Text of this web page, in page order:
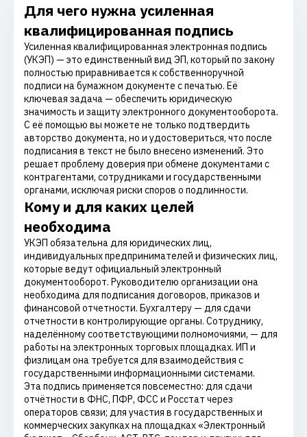
Для чего нужна усиленная
квалифицированная подпись
Усиленная квалифицированная электронная подпись
(УКЭП) — это единственный вид ЭП, который по закону
полностью приравнивается к собственноручной
подписи на бумажном документе с печатью. Её
ключевая задача — обеспечить юридическую
значимость и защиту электронного документооборота.
С её помощью вы можете не только подтвердить
авторство документа, но и удостовериться, что после
подписания в текст не было внесено изменений. Это
решает проблему доверия при обмене документами с
контрагентами, сотрудниками и государственными
органами, исключая риски споров о подлинности.
Кому и для каких целей
необходима
УКЭП обязательна для юридических лиц,
индивидуальных предпринимателей и физических лиц,
которые ведут официальный электронный
документооборот. Руководителю организации она
необходима для подписания договоров, приказов и
финансовой отчетности. Бухгалтеру — для сдачи
отчетности в контролирующие органы. Сотруднику,
наделённому соответствующими полномочиями, — для
работы на электронных торговых площадках. ИП и
физлицам она требуется для взаимодействия с
государственными информационными системами.
Эта подпись применяется повсеместно: для сдачи
отчётности в ФНС, ПФР, ФСС и Росстат через
операторов связи; для участия в государственных и
коммерческих закупках на площадках «Электронный